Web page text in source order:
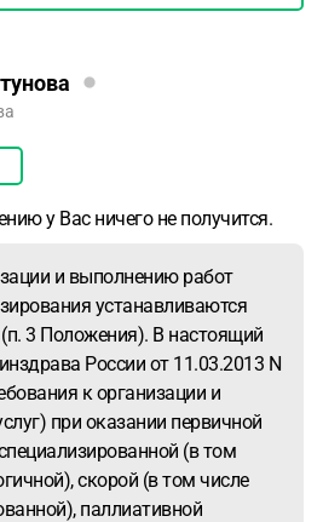
у Вас ничего не получится.
и выполнению работ
устанавливаются
3 Положения). В настоящий
России от 11.03.2013 N
к организации и
при оказании первичной
(в том
скорой (в том числе
паллиативной